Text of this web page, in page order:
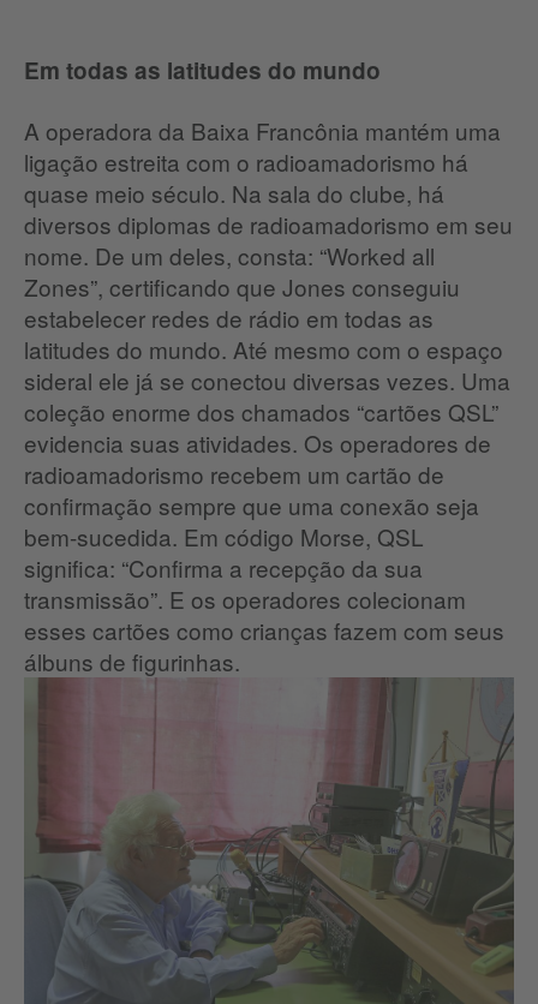
Em todas as latitudes do mundo
A operadora da Baixa Francônia mantém uma
ligação estreita com o radioamadorismo há
quase meio século. Na sala do clube, há
diversos diplomas de radioamadorismo em seu
nome. De um deles, consta: “Worked all
Zones”, certificando que Jones conseguiu
estabelecer redes de rádio em todas as
latitudes do mundo. Até mesmo com o espaço
sideral ele já se conectou diversas vezes. Uma
coleção enorme dos chamados “cartões QSL”
evidencia suas atividades. Os operadores de
radioamadorismo recebem um cartão de
confirmação sempre que uma conexão seja
bem-sucedida. Em código Morse, QSL
significa: “Confirma a recepção da sua
transmissão”. E os operadores colecionam
esses cartões como crianças fazem com seus
álbuns de figurinhas.